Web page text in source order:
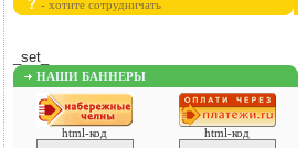
? - хотите сотрудничать
_set_
НАШИ БАННЕРЫ
html-код html-код